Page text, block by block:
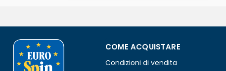
COME ACQUISTARE
Condizioni di vendita